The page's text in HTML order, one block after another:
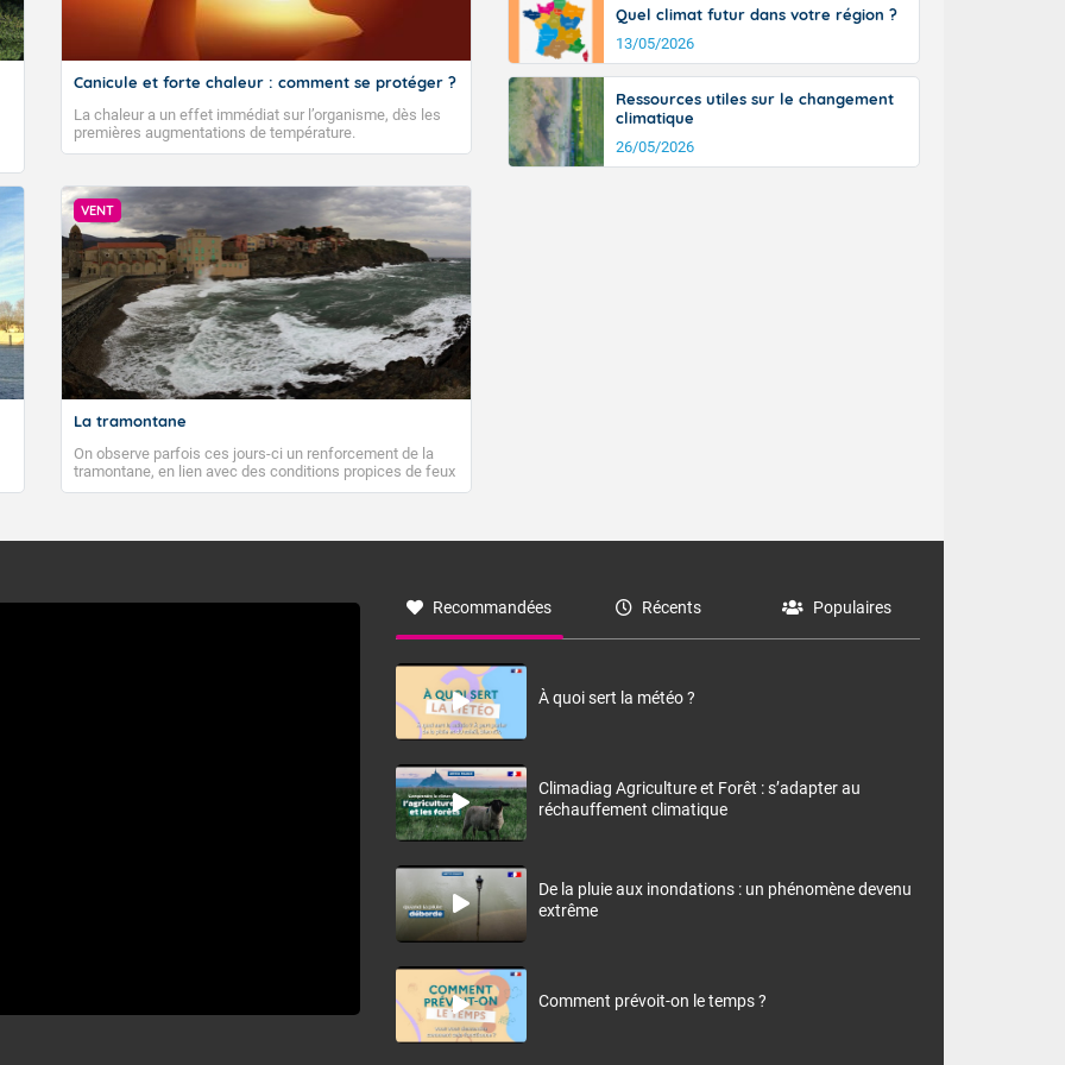
Canicule et forte chaleur : comment se protéger ?
La chaleur a un effet immédiat sur l’organisme, dès les
premières augmentations de température.
VENT
La tramontane
On observe parfois ces jours-ci un renforcement de la
tramontane, en lien avec des conditions propices de feux
de forêt. Mais qu'est-ce que la tramontane ? Quelles sont
à nord-ouest, dans un secteur qui part du Roussillon à la
monts, en allusion aux régions montagneuses d’où
Quel climat futur dans votre région ?
13/05/2026
Ressources utiles sur le changement
climatique
26/05/2026
Recommandées Récents Populaires
À quoi sert la météo ?
Climadiag Agriculture et Forêt : s’adapter au
réchauffement climatique
De la pluie aux inondations : un phénomène devenu
extrême
Comment prévoit-on le temps ?